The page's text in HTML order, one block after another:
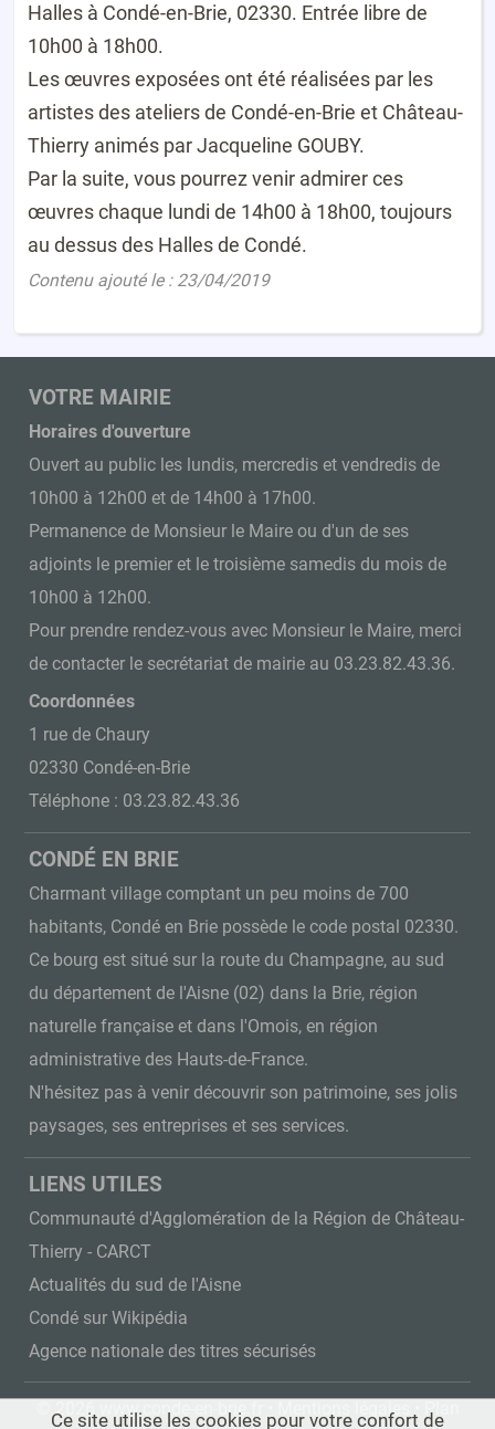
Halles à Condé-en-Brie, 02330. Entrée libre de
10h00 à 18h00.
Les œuvres exposées ont été réalisées par les
artistes des ateliers de Condé-en-Brie et Château-
Thierry animés par Jacqueline GOUBY.
Par la suite, vous pourrez venir admirer ces
œuvres chaque lundi de 14h00 à 18h00, toujours
au dessus des Halles de Condé.
Contenu ajouté le : 23/04/2019
Ce site utilise les cookies pour votre confort de
VOTRE MAIRIE
Horaires d'ouverture
Ouvert au public les lundis, mercredis et vendredis de
10h00 à 12h00 et de 14h00 à 17h00.
Permanence de Monsieur le Maire ou d'un de ses
adjoints le premier et le troisième samedis du mois de
10h00 à 12h00.
Pour prendre rendez-vous avec Monsieur le Maire, merci
de contacter le secrétariat de mairie au 03.23.82.43.36.
Coordonnées
1 rue de Chaury
02330 Condé-en-Brie
Téléphone : 03.23.82.43.36
CONDÉ EN BRIE
Charmant village comptant un peu moins de 700
habitants, Condé en Brie possède le code postal 02330.
Ce bourg est situé sur la route du Champagne, au sud
du département de l'Aisne (02) dans la Brie, région
naturelle française et dans l'Omois, en région
administrative des Hauts-de-France.
N'hésitez pas à venir découvrir son patrimoine, ses jolis
paysages, ses entreprises et ses services.
LIENS UTILES
Communauté d'Agglomération de la Région de Château-
Thierry - CARCT
Actualités du sud de l'Aisne
Condé sur Wikipédia
Agence nationale des titres sécurisés
© 2026 www.conde-en-brie.fr • Mentions légales Plan